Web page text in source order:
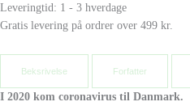
Leveringtid: 1 - 3 hverdage
Gratis levering på ordrer over 499 kr.
Beksrivelse Forfatter
I 2020 kom coronavirus til Danmark.